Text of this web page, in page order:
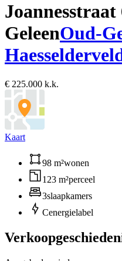
Joannesstraat
GeleenOud-
€ 225.000 k.k.
Kaart
98 m²wonen
123 m²perceel
3slaapkamers
Cenergielabel